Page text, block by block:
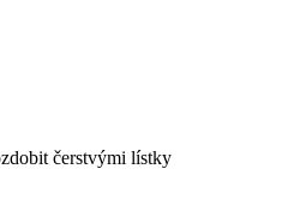
čerstvými lístky